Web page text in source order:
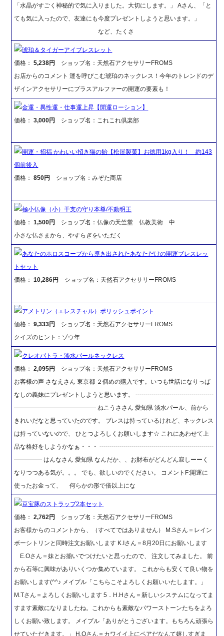
「水晶がすごく神秘的で気に入りました。大切にします。」 Aさん、「と
ても気に入ったので、友達にも今度プレゼントしようと思います。」
など、たくさ
琥珀＆タイガーアイブレスレット
価格：5,238円
ショップ名：天然石アクセサリーFROMS
お店からのコメント 運を呼びこむ琥珀のネックレス！今年のトレンドのデ
ザインアクセサリーにプラスアルファーの開運の要素も！
金運・異性運・仕事運上昇【開運ローション】
価格：3,000円 ショップ名：これこれ倶楽部
開運・招福 かわいい招き猫の飴【松屋製菓】お徳用1kg入り！ 約143
個前後入
価格：850円 ショップ名：みぞた商店
極小仏像（小）干支の守り本尊/不動明王
価格：1,500円
ショップ名：仏像の天竺堂 仏教美術 中
小さな仏さまから、やすらぎをいただく
あなたのホロスコープから導き出されたあなただけの開運ブレスレッ
トセット
価格：10,286円 ショップ名：天然石アクセサリーFROMS
アメトリン（エレスチャル）ポリッシュポイント
価格：9,333円
ショップ名：天然石アクセサリーFROMS
クイズのヒント：ゾウ年
クレオパトラ・淡水パールネックレス
価格：2,095円
ショップ名：天然石アクセサリーFROMS
お客様の声 さなえさん 東京都 ２個めの購入です。いつも世話になりっぱ
なしの義妹にプレゼントしようと思います。 ---------------------------------------
----------------------------------------- ねこうささん 愛知県 淡水パール、前から
きれいだなと思っていたのです。 ブレスは持っているけれど、ネックレス
は持っていないので、 ひとつよろしくお願いします☆ これにあわせて上
品な格好をしようかなぁ・・・ ---------------------------------------------------------
-------------- はんなさん 愛知県 なんだか、、お財布がどんどん寂しーーく
なりつつある気が。。。 でも、欲しいのでください。 コメントF:開運に
使ったお金って、 何らかの形で倍以上にな
豆宝豚のストラップ2本セット
価格：2,762円
ショップ名：天然石アクセサリーFROMS
お客様からのコメントから、（すべてではありません） M.Sさん＝レイン
ボーシトリンと同時注文お願いします K.Iさん＝8月20日にお願いします
E.Oさん＝妹とお揃いでつけたいと思ったので、 注文してみました。 前
から石等に興味がありいくつか集めています。 これからも安くて良い物を
お願いします(^^♪ メイプル「こちらこそよろしくお願いいたします。」
M.Tさん＝よろしくお願いします 5．H.Hさん＝新しいシステムになってま
すます素敵になりましたね。これからも素敵なパワーストーンたちをよろ
しくお願い致します。 メイプル「ありがとうございます。もちろん頑張ら
せていただきます。」 H.Oさん＝カワイイ上にペアだなんて嬉しすぎま